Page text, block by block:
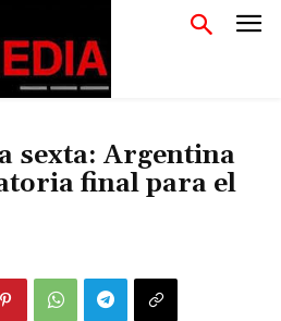
sexta: Argentina
final para el